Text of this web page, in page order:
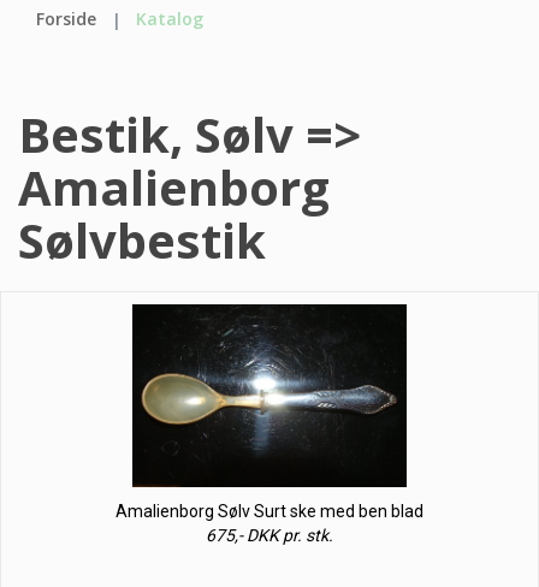
Forside Katalog
Bestik, Sølv =>
Amalienborg
Sølvbestik
Amalienborg Sølv Surt ske med ben blad
675,- DKK pr. stk.